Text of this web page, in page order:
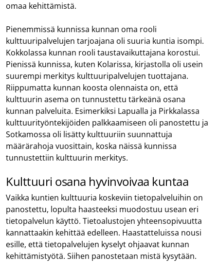
omaa kehittämistä.
Pienemmissä kunnissa kunnan oma rooli
kulttuuripalvelujen tarjoajana oli suuria kuntia isompi.
Kokkolassa kunnan rooli taustavaikuttajana korostui.
Pienissä kunnissa, kuten Kolarissa, kirjastolla oli usein
suurempi merkitys kulttuuripalvelujen tuottajana.
Riippumatta kunnan koosta olennaista on, että
kulttuurin asema on tunnustettu tärkeänä osana
kunnan palveluita. Esimerkiksi Lapualla ja Pirkkalassa
kulttuurityöntekijöiden palkkaamiseen oli panostettu ja
Sotkamossa oli lisätty kulttuuriin suunnattuja
määrärahoja vuosittain, koska näissä kunnissa
tunnustettiin kulttuurin merkitys.
Kulttuuri osana hyvinvoivaa kuntaa
Vaikka kuntien kulttuuria koskeviin tietopalveluihin on
panostettu, lopulta haasteeksi muodostuu usean eri
tietopalvelun käyttö. Tietoalustojen yhteensopivuutta
kannattaakin kehittää edelleen. Haastatteluissa nousi
esille, että tietopalvelujen kyselyt ohjaavat kunnan
kehittämistyötä. Siihen panostetaan mistä kysytään.